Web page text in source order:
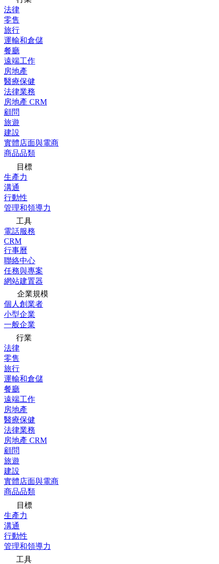
法律
零售
旅行
運輸和倉儲
餐廳
遠端工作
房地產
醫療保健
法律業務
房地產 CRM
顧問
旅遊
建設
實體店面與電商
商品品類
目標
生產力
溝通
行動性
管理和領導力
工具
電話服務
CRM
行事曆
聯絡中心
任務與專案
網站建置器
企業規模
個人創業者
小型企業
一般企業
行業
法律
零售
旅行
運輸和倉儲
餐廳
遠端工作
房地產
醫療保健
法律業務
房地產 CRM
顧問
旅遊
建設
實體店面與電商
商品品類
目標
生產力
溝通
行動性
管理和領導力
工具